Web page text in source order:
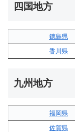
四国地方
徳島県
香川県
九州地方
福岡県
佐賀県